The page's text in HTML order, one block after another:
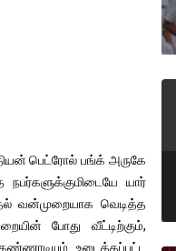
பெட்ரோல் பங்க் அருகே
யார்
வன்முறையாக வெடித்த
போது வீட்டிற்கும்,
உடைக்கப்பட்ட